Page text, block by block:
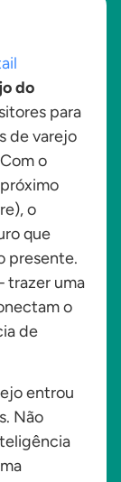
do
para
de varejo
o
próximo
o
que
presente.
uma
o
de
entrou
Não